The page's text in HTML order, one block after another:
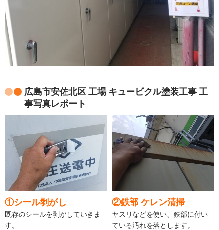
広島市安佐北区 工場 キュービクル塗装工事 工
事写真レポート
①シール剥がし
既存のシールを剥がしていきま
す。
②鉄部 ケレン清掃
ヤスリなどを使い、鉄部に付い
ている汚れを落とします。